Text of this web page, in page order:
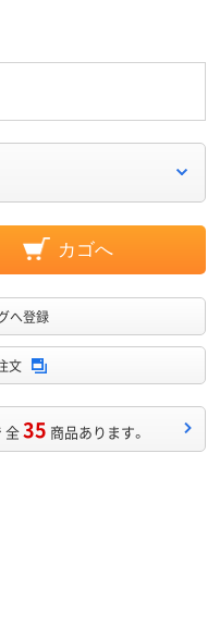
カゴへ
へ登録
文
全35 商品あります。